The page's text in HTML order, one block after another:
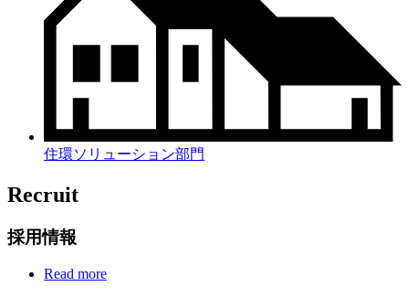
住環ソリューション部門
Recruit
採用情報
Read more